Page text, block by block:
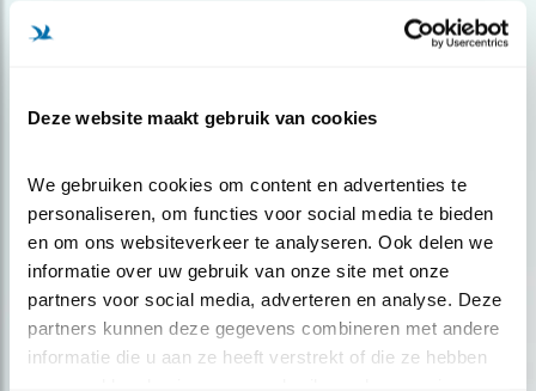
Deze website maakt gebruik van cookies
We gebruiken cookies om content en advertenties te
personaliseren, om functies voor social media te bieden
en om ons websiteverkeer te analyseren. Ook delen we
informatie over uw gebruik van onze site met onze
partners voor social media, adverteren en analyse. Deze
partners kunnen deze gegevens combineren met andere
informatie die u aan ze heeft verstrekt of die ze hebben
Meld je aan en ontvang nieuws, inspiratie, acties en tips
over vogels en activiteiten van Vogelbescherming.